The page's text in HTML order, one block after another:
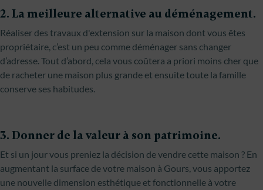
2. La meilleure alternative au déménagement.
Réaliser des travaux d'extension sur la maison dont vous êtes
propriétaire, c’est un peu comme déménager sans changer
d’adresse. Tout d’abord, cela vous coûtera a priori moins cher que
de racheter une maison plus grande et ensuite toute la famille
conserve ses habitudes.
3. Donner de la valeur à son patrimoine.
Et si un jour vous preniez la décision de vendre cette maison ? En
augmentant la surface de votre maison à Gours, vous apportez
une nouvelle dimension esthétique et fonctionnelle à votre